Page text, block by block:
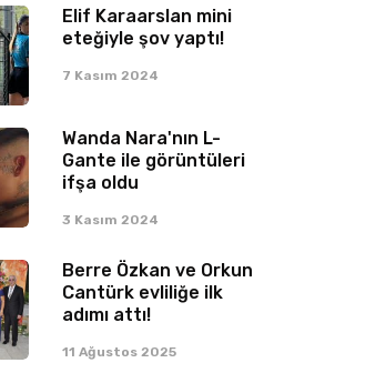
Elif Karaarslan mini
eteğiyle şov yaptı!
7 Kasım 2024
Wanda Nara'nın L-
Gante ile görüntüleri
ifşa oldu
3 Kasım 2024
Berre Özkan ve Orkun
Cantürk evliliğe ilk
adımı attı!
11 Ağustos 2025